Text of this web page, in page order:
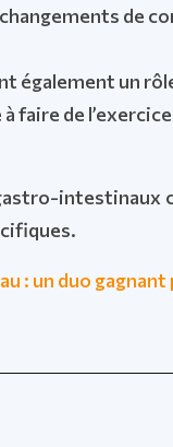
de
également un
faire de
intestinaux
: un duo